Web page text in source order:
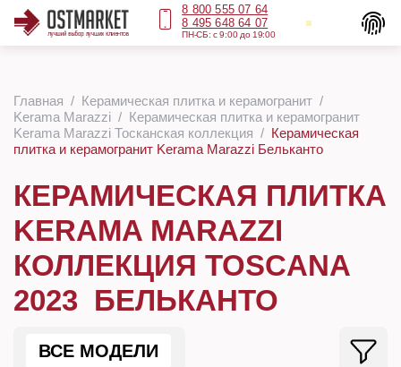
8 800 555 07 64
8 495 648 64 07
ПН-СБ: с 9:00 до 19:00
Главная
Керамическая плитка и керамогранит
Kerama Marazzi
Керамическая плитка и керамогранит
Kerama Marazzi Тосканская коллекция
Керамическая
плитка и керамогранит Kerama Marazzi Бельканто
КЕРАМИЧЕСКАЯ ПЛИТКА
KERAMA MARAZZI
КОЛЛЕКЦИЯ TOSCANA
2023 БЕЛЬКАНТО
ВСЕ МОДЕЛИ